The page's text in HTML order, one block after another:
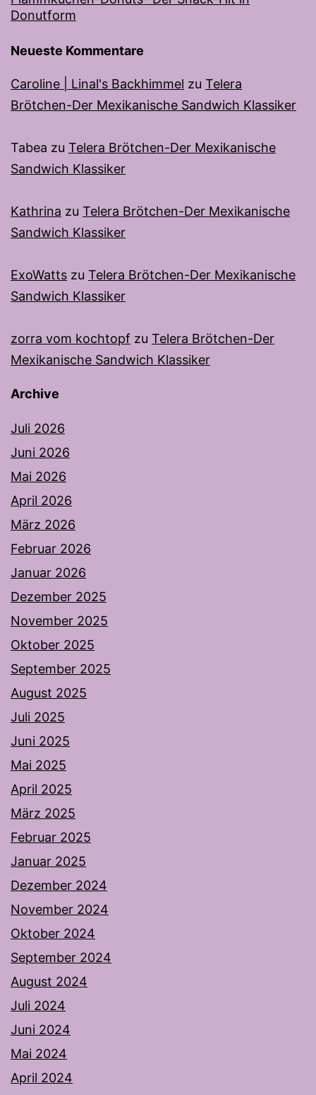
Donutform
Neueste Kommentare
Caroline | Linal's Backhimmel zu Telera
Brötchen-Der Mexikanische Sandwich Klassiker
Tabea zu Telera Brötchen-Der Mexikanische
Sandwich Klassiker
Kathrina zu Telera Brötchen-Der Mexikanische
Sandwich Klassiker
ExoWatts zu Telera Brötchen-Der Mexikanische
Sandwich Klassiker
zorra vom kochtopf zu Telera Brötchen-Der
Mexikanische Sandwich Klassiker
Archive
Juli 2026
Juni 2026
Mai 2026
April 2026
März 2026
Februar 2026
Januar 2026
Dezember 2025
November 2025
Oktober 2025
September 2025
August 2025
Juli 2025
Juni 2025
Mai 2025
April 2025
März 2025
Februar 2025
Januar 2025
Dezember 2024
November 2024
Oktober 2024
September 2024
August 2024
Juli 2024
Juni 2024
Mai 2024
April 2024